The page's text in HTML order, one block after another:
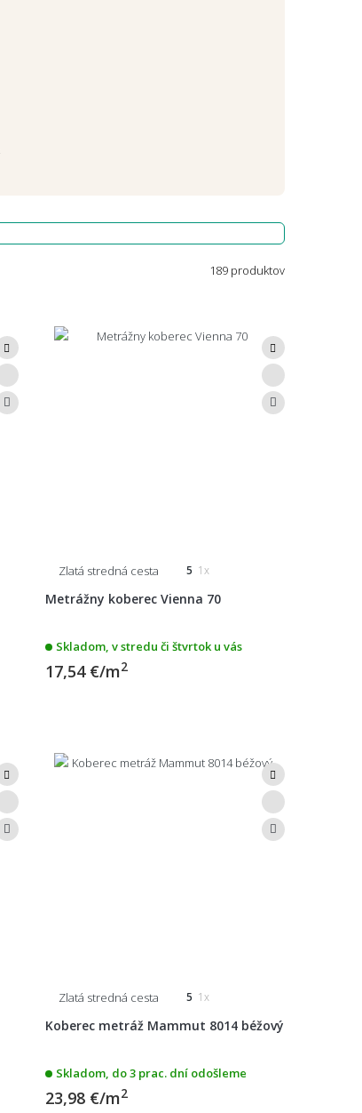
189 produktov
Zlatá stredná cesta 5 1x
Metrážny koberec Vienna 70
Skladom, v stredu či štvrtok u vás
17,54 €/m2
Zlatá stredná cesta 5 1x
Koberec metráž Mammut 8014 béžový
Skladom, do 3 prac. dní odošleme
23,98 €/m2